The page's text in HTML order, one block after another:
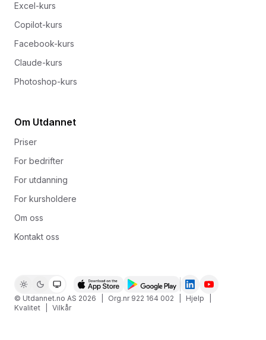
Excel-kurs
Copilot-kurs
Facebook-kurs
Claude-kurs
Photoshop-kurs
Om Utdannet
Priser
For bedrifter
For utdanning
For kursholdere
Om oss
Kontakt oss
© Utdannet.no AS 2026 Org.nr 922 164 002 Hjelp
Kvalitet
Vilkår